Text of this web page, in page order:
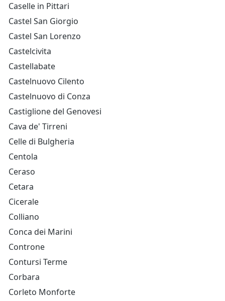
Caselle in Pittari
Castel San Giorgio
Castel San Lorenzo
Castelcivita
Castellabate
Castelnuovo Cilento
Castelnuovo di Conza
Castiglione del Genovesi
Cava de' Tirreni
Celle di Bulgheria
Centola
Ceraso
Cetara
Cicerale
Colliano
Conca dei Marini
Controne
Contursi Terme
Corbara
Corleto Monforte